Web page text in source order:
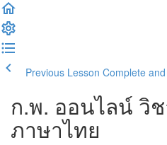
Previous Lesson Complete
ก.พ. ออนไลน์ วิ
ภาษาไทย